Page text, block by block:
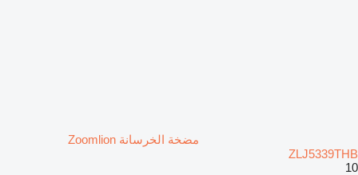
مضخة الخرسانة Zoomlion
ZLJ5339THB
10